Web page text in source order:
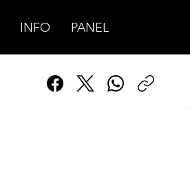
INFO PANEL